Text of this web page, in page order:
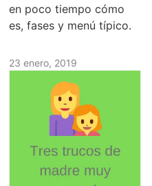
en poco tiempo cómo
es, fases y menú típico.
23 enero, 2019